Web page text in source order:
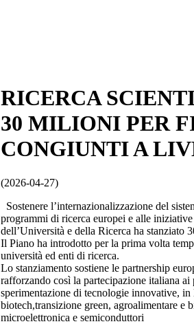
RICERCA
30 MILIONI PER
CONGIUNTI A
(2026-04-27)
Sostenere l’internazionalizzazione del
programmi di ricerca europei e alle
dell’Università e della Ricerca ha stanziato
Il Piano ha introdotto per la prima volta
università ed enti di ricerca.
Lo stanziamento sostiene le partnership
rafforzando così la partecipazione italiana
sperimentazione di tecnologie innovative,
biotech,transizione green, agroalimentare e
microelettronica e semiconduttori